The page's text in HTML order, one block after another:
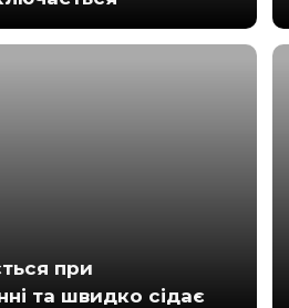
при
та швидко сідає